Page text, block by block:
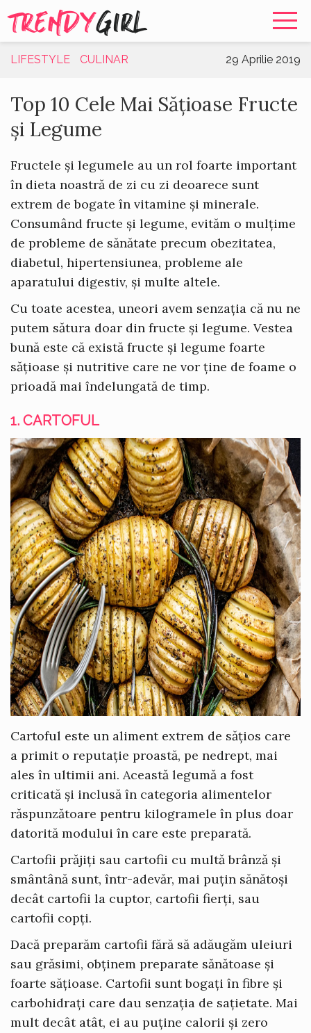
TRENDYGIRL
LIFESTYLE CULINAR 29 Aprilie 2019
Top 10 Cele Mai Sățioase Fructe
și Legume
Fructele și legumele au un rol foarte important
în dieta noastră de zi cu zi deoarece sunt
extrem de bogate în vitamine și minerale.
Consumând fructe și legume, evităm o mulțime
de probleme de sănătate precum obezitatea,
diabetul, hipertensiunea, probleme ale
aparatului digestiv, și multe altele.
Cu toate acestea, uneori avem senzația că nu ne
putem sătura doar din fructe și legume. Vestea
bună este că există fructe și legume foarte
sățioase și nutritive care ne vor ține de foame o
prioadă mai îndelungată de timp.
1. CARTOFUL
Cartoful este un aliment extrem de sățios care
a primit o reputație proastă, pe nedrept, mai
ales în ultimii ani. Această legumă a fost
criticată și inclusă în categoria alimentelor
răspunzătoare pentru kilogramele în plus doar
datorită modului în care este preparată.
Cartofii prăjiți sau cartofii cu multă brânză și
smântână sunt, într-adevăr, mai puțin sănătoși
decât cartofii la cuptor, cartofii fierți, sau
cartofii copți.
Dacă preparăm cartofii fără să adăugăm uleiuri
sau grăsimi, obținem preparate sănătoase și
foarte sățioase. Cartofii sunt bogați în fibre și
carbohidrați care dau senzația de sațietate. Mai
mult decât atât, ei au puține calorii și zero